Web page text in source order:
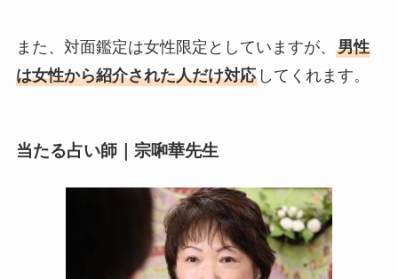
また、対面鑑定は女性限定としていますが、 男性
は女性から紹介された人だけ対応してくれます。
当たる占い師｜宗啝華先生